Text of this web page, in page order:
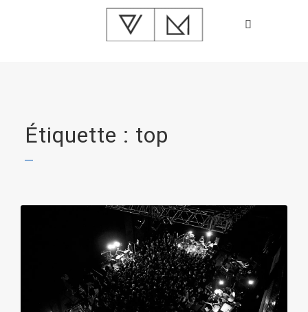
Étiquette : top